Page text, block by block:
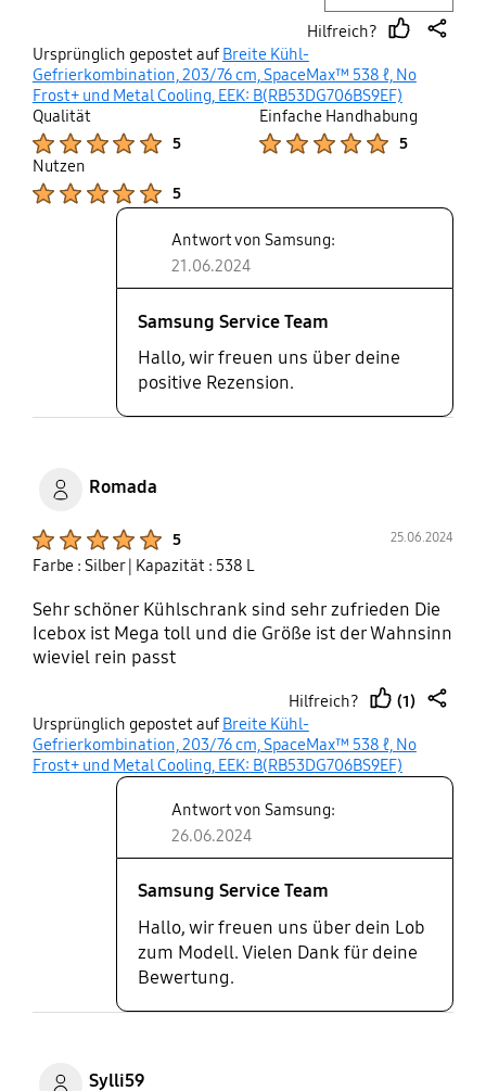
Hilfreich?
up
Ursprünglich gepostet auf Breite Kühl-
Gefrierkombination, 203/76 cm, SpaceMax™ 538 ℓ, No
Frost+ und Metal Cooling, EEK: B(RB53DG706BS9EF)
Qualität
5
Einfache Handhabung
5
Nutzen
5
Antwort von Samsung:
21.06.2024
Samsung Service Team
Hallo, wir freuen uns über deine
positive Rezension.
Romada
5 25.06.2024
Farbe : Silber| Kapazität : 538 L
Sehr schöner Kühlschrank sind sehr zufrieden Die
Icebox ist Mega toll und die Größe ist der Wahnsinn
wieviel rein passt
Hilfreich?
up
(1)
Ursprünglich gepostet auf Breite Kühl-
Gefrierkombination, 203/76 cm, SpaceMax™ 538 ℓ, No
Frost+ und Metal Cooling, EEK: B(RB53DG706BS9EF)
Antwort von Samsung:
26.06.2024
Samsung Service Team
Hallo, wir freuen uns über dein Lob
zum Modell. Vielen Dank für deine
Bewertung.
Sylli59